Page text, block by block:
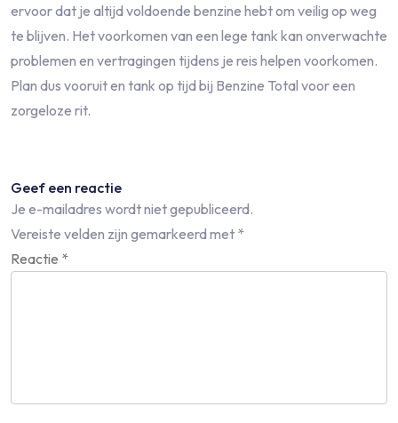
ervoor dat je altijd voldoende benzine hebt om veilig op weg
te blijven. Het voorkomen van een lege tank kan onverwachte
problemen en vertragingen tijdens je reis helpen voorkomen.
Plan dus vooruit en tank op tijd bij Benzine Total voor een
zorgeloze rit.
Geef een reactie
Je e-mailadres wordt niet gepubliceerd.
Vereiste velden zijn gemarkeerd met *
Reactie *